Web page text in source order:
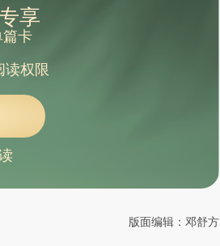
享
篇卡
权限
版面编辑：邓舒方